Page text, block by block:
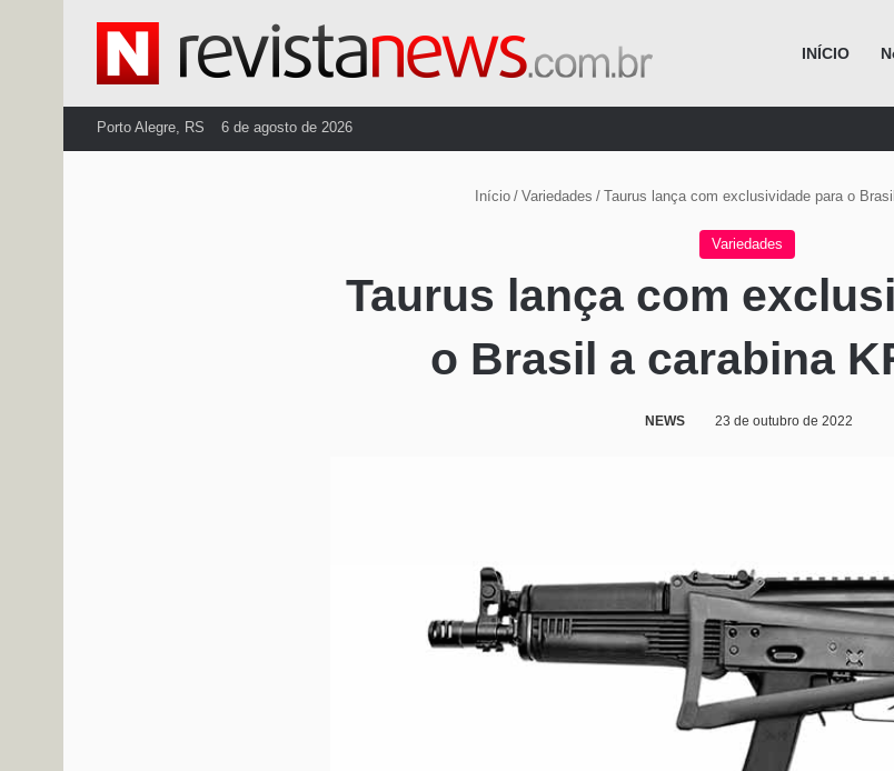
INÍCIO
Porto Alegre, RS 6 de agosto de 2026
Início / Variedades / Taurus lança com exclusividade para o
Variedades
Taurus lança com
o Brasil a carabina
NEWS 23 de outubro de 2022